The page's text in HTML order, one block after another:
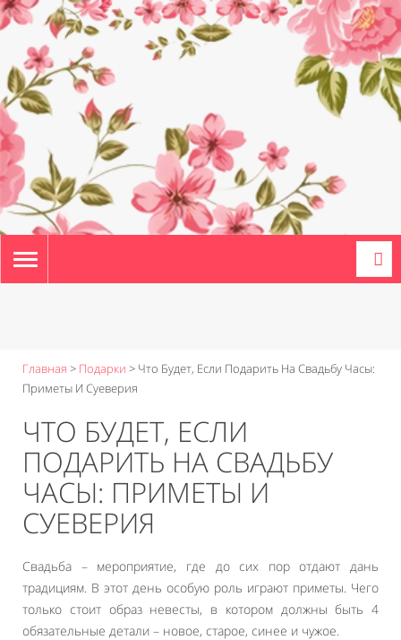
TOGGLE
NAVIGATION
Главная > Подарки > Что Будет, Если Подарить На Свадьбу Часы:
Приметы И Суеверия
ЧТО БУДЕТ, ЕСЛИ
ПОДАРИТЬ НА СВАДЬБУ
ЧАСЫ: ПРИМЕТЫ И
СУЕВЕРИЯ
Свадьба – мероприятие, где до сих пор отдают дань
традициям. В этот день особую роль играют приметы. Чего
только стоит образ невесты, в котором должны быть 4
обязательные детали – новое, старое, синее и чужое.